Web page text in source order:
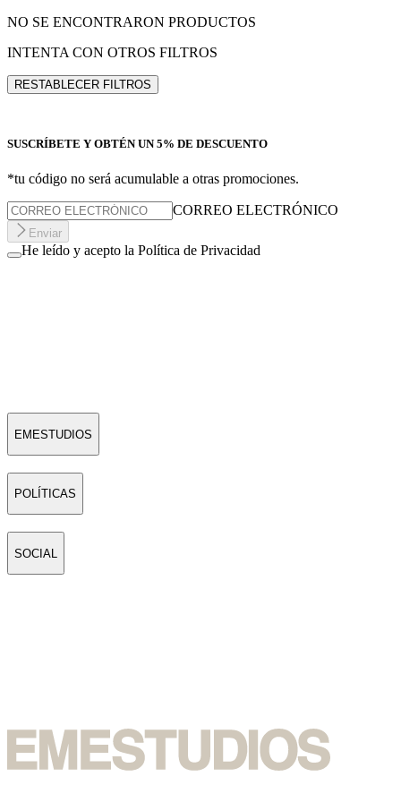
NO SE ENCONTRARON PRODUCTOS
INTENTA CON OTROS FILTROS
RESTABLECER FILTROS
SUSCRÍBETE Y OBTÉN UN 5% DE DESCUENTO
*tu código no será acumulable a otras promociones.
CORREO ELECTRÓNICO
Enviar
He leído y acepto la Política de Privacidad
EMESTUDIOS
POLÍTICAS
SOCIAL